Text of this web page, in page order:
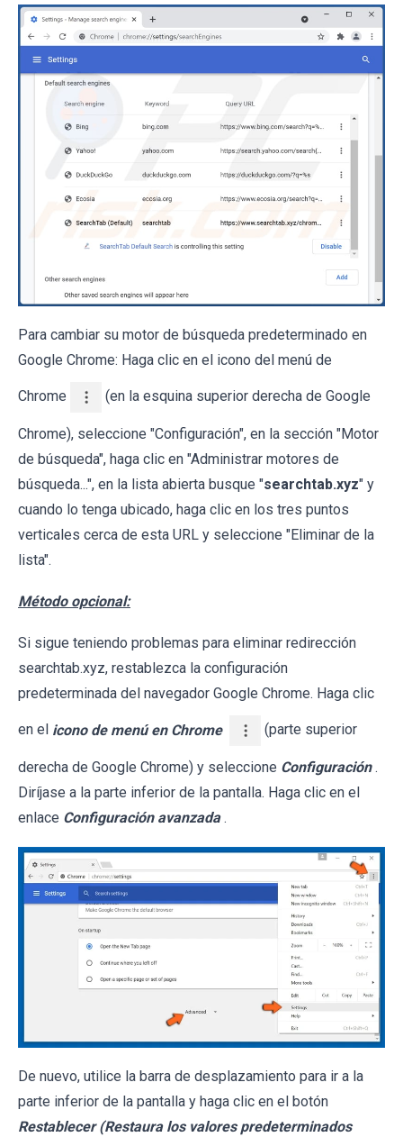
Para cambiar su motor de búsqueda predeterminado en
Google Chrome: Haga clic en el icono del menú de
Chrome (en la esquina superior derecha de Google
Chrome), seleccione "Configuración", en la sección "Motor
de búsqueda", haga clic en "Administrar motores de
búsqueda...", en la lista abierta busque "searchtab.xyz" y
cuando lo tenga ubicado, haga clic en los tres puntos
verticales cerca de esta URL y seleccione "Eliminar de la
lista".
Método opcional:
Si sigue teniendo problemas para eliminar redirección
searchtab.xyz, restablezca la configuración
predeterminada del navegador Google Chrome. Haga clic
en el icono de menú en Chrome (parte superior
derecha de Google Chrome) y seleccione Configuración .
Diríjase a la parte inferior de la pantalla. Haga clic en el
enlace Configuración avanzada .
De nuevo, utilice la barra de desplazamiento para ir a la
parte inferior de la pantalla y haga clic en el botón
Restablecer (Restaura los valores predeterminados